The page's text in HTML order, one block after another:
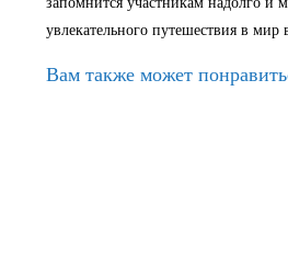
увлекательного путешествия в мир
Вам также может